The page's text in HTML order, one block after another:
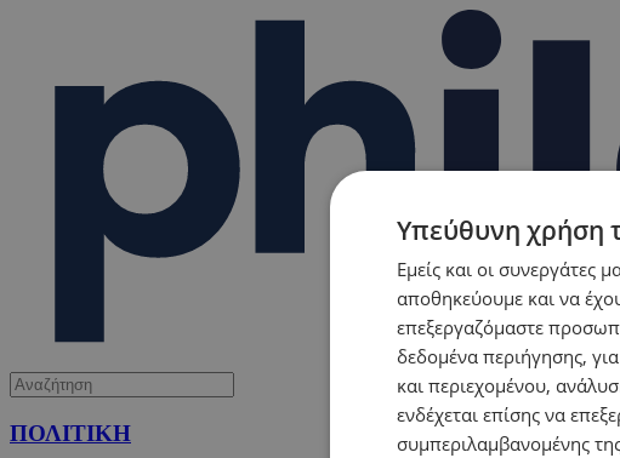
ΠΟΛΙΤΙΚΗ
Υπεύθυνη χρήση
Εμείς και οι συνεργάτες
αποθηκεύουμε και να
επεξεργαζόμαστε
δεδομένα περιήγησης,
και περιεχομένου,
ενδέχεται επίσης να
συμπεριλαμβανομένης